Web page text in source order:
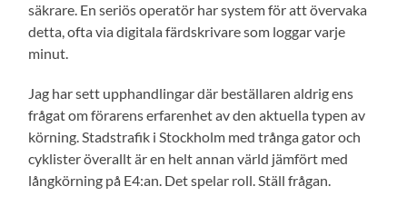
säkrare. En seriös operatör har system för att övervaka
detta, ofta via digitala färdskrivare som loggar varje
minut.
Jag har sett upphandlingar där beställaren aldrig ens
frågat om förarens erfarenhet av den aktuella typen av
körning. Stadstrafik i Stockholm med trånga gator och
cyklister överallt är en helt annan värld jämfört med
långkörning på E4:an. Det spelar roll. Ställ frågan.